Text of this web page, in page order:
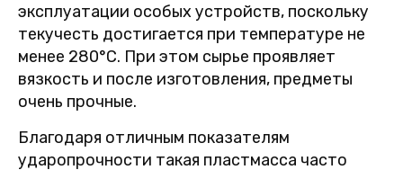
эксплуатации особых устройств, поскольку
текучесть достигается при температуре не
менее 280°С. При этом сырье проявляет
вязкость и после изготовления, предметы
очень прочные.
Благодаря отличным показателям
ударопрочности такая пластмасса часто